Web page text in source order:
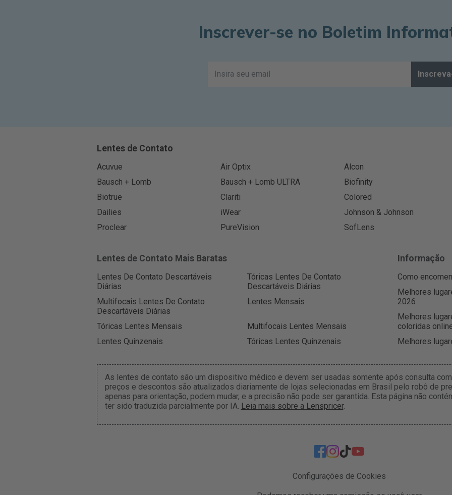
Inscrever-se no Boletim
Lentes de Contato
Acuvue Air Optix
Alcon
Bausch + Lomb
Bausch + Lomb ULTRA
Biofinity
Biotrue
Clariti
Colored
Dailies
iWear
Johnson & Johnson
Proclear
PureVision SofLens
Lentes de Contato Mais Baratas
Lentes De Contato Descartáveis
Diárias
Tóricas Lentes De Contato
Descartáveis Diárias
Multifocais Lentes De Contato
Descartáveis Diárias
Lentes Mensais
Tóricas Lentes Mensais
Multifocais Lentes Mensais
Lentes Quinzenais
Tóricas Lentes Quinzenais
Informação
Como
Melhores
2026
Melhores
coloridas
Melhores
As lentes de contato são um dispositivo médico e devem ser usadas somente após consulta
preços e descontos são atualizados diariamente de lojas selecionadas em Brasil pelo robô de
apenas para orientação, podem mudar, e a precisão não pode ser garantida. Esta página não
ter sido traduzida parcialmente por IA. Leia mais sobre a Lenspricer.
Configurações de Cookies